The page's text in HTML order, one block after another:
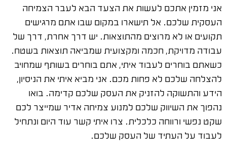
אני מזמין אתכם לעשות את הצעד הבא לעבר הצמיחה
העסקית שלכם. אל תישארו במקום שבו אתם מרגישים
תקועים או לא מרוצים מהתוצאות. יש דרך אחרת, דרך של
עבודה מדויקת, חכמה ומקצועית שמביאה תוצאות בשטח.
כשאתם בוחרים לעבוד איתי, אתם בוחרים בשותף שמחויב
להצלחה שלכם לא פחות מכם. אני מביא איתי את הניסיון,
הידע והתשוקה להזניק את העסק שלכם קדימה. בואו
נהפוך את השיווק שלכם למנוע צמיחה אדיר שמייצר לכם
שקט נפשי ורווחה כלכלית. צרו איתי קשר עוד היום ונתחיל
לעבוד על העתיד של העסק שלכם.